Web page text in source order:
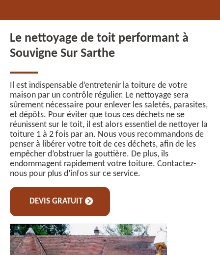
Le nettoyage de toit performant à
Souvigne Sur Sarthe
Il est indispensable d’entretenir la toiture de votre
maison par un contrôle régulier. Le nettoyage sera
sûrement nécessaire pour enlever les saletés, parasites,
et dépôts. Pour éviter que tous ces déchets ne se
réunissent sur le toit, il est alors essentiel de nettoyer la
toiture 1 à 2 fois par an. Nous vous recommandons de
penser à libérer votre toit de ces déchets, afin de les
empêcher d’obstruer la gouttière. De plus, ils
endommagent rapidement votre toiture. Contactez-
nous pour plus d’infos sur ce service.
DEVIS GRATUIT